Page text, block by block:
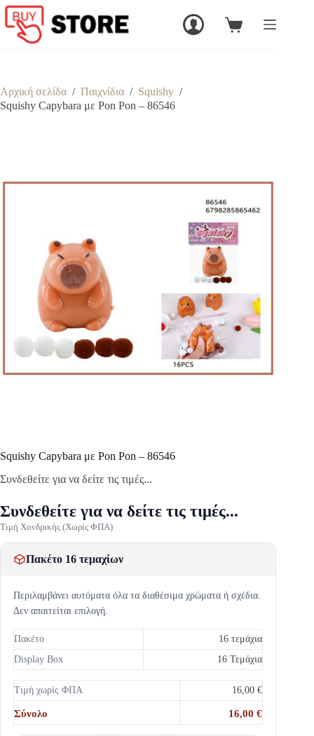
Μετάβαση
στο
περιεχόμενο
Καλάθι
Αρχική σελίδα / Παιχνίδια / Squishy /
Squishy Capybara με Pon Pon – 86546
Squishy Capybara με Pon Pon – 86546
Συνδεθείτε για να δείτε τις τιμές...
Συνδεθείτε για να δείτε τις τιμές...
Τιμή Χονδρικής (Χωρίς ΦΠΑ)
Πακέτο 16 τεμαχίων
Περιλαμβάνει αυτόματα όλα τα διαθέσιμα χρώματα ή σχέδια.
Δεν απαιτείται επιλογή.
Πακέτο
16 τεμάχια
Display Box
16 Τεμάχια
Τιμή χωρίς ΦΠΑ 16,00 €
Σύνολο 16,00 €